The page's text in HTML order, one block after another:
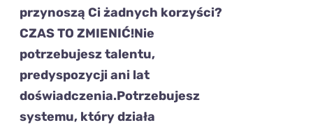
przynoszą Ci żadnych korzyści?
CZAS TO ZMIENIĆ!Nie
potrzebujesz talentu,
predyspozycji ani lat
doświadczenia.Potrzebujesz
systemu, który działa